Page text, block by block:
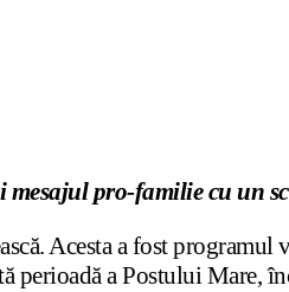
mesajul pro-familie cu un
Acesta a fost
perioadă a Postului Mare,